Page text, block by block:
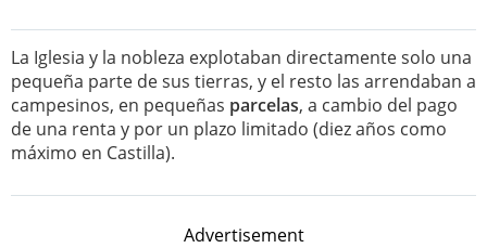
La Iglesia y la nobleza explotaban directamente solo una
pequeña parte de sus tierras, y el resto las arrendaban a
campesinos, en pequeñas parcelas, a cambio del pago
de una renta y por un plazo limitado (diez años como
máximo en Castilla).
Advertisement